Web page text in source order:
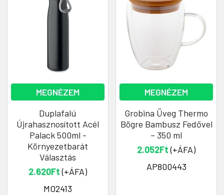
MEGNÉZEM
Duplafalú
Újrahasznosított Acél
Palack 500ml -
Környezetbarát
Választás
2.620Ft(+ÁFA)
MO2413
MEGNÉZEM
Grobina Üveg Thermo
Bögre Bambusz Fedővel
– 350 ml
2.052Ft(+ÁFA)
AP800443